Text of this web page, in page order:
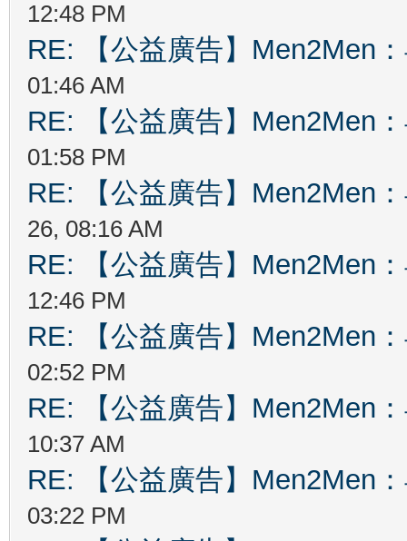
12:48 PM
RE: 【公益廣告】Men2Men
01:46 AM
RE: 【公益廣告】Men2Men
01:58 PM
RE: 【公益廣告】Men2Men
26, 08:16 AM
RE: 【公益廣告】Men2Men
12:46 PM
RE: 【公益廣告】Men2Men
02:52 PM
RE: 【公益廣告】Men2Men
10:37 AM
RE: 【公益廣告】Men2Men
03:22 PM